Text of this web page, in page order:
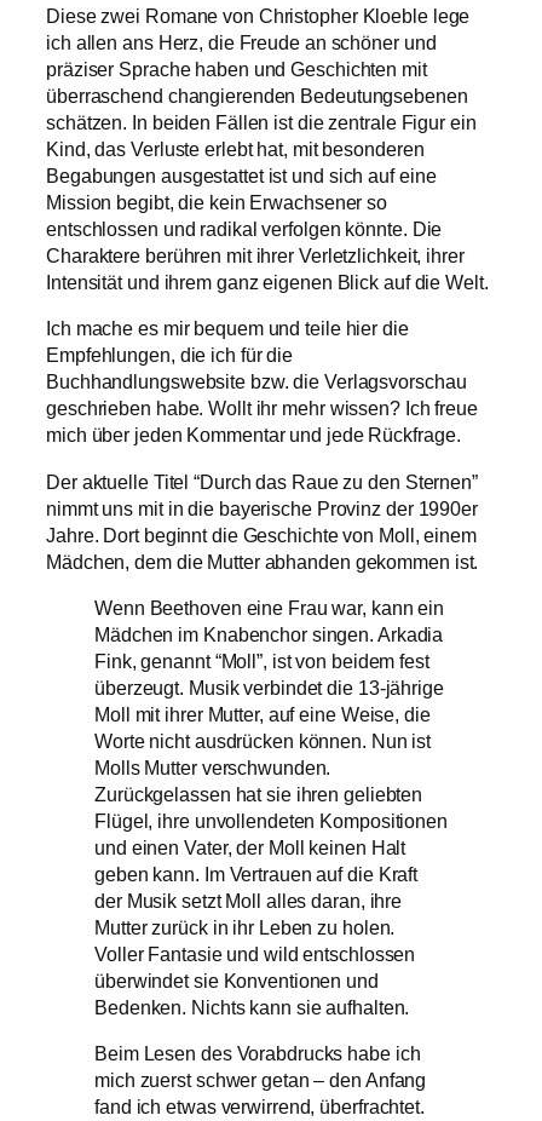
Diese zwei Romane von Christopher Kloeble lege
ich allen ans Herz, die Freude an schöner und
präziser Sprache haben und Geschichten mit
überraschend changierenden Bedeutungsebenen
schätzen. In beiden Fällen ist die zentrale Figur ein
Kind, das Verluste erlebt hat, mit besonderen
Begabungen ausgestattet ist und sich auf eine
Mission begibt, die kein Erwachsener so
entschlossen und radikal verfolgen könnte. Die
Charaktere berühren mit ihrer Verletzlichkeit, ihrer
Intensität und ihrem ganz eigenen Blick auf die Welt.
Ich mache es mir bequem und teile hier die
Empfehlungen, die ich für die
Buchhandlungswebsite bzw. die Verlagsvorschau
geschrieben habe. Wollt ihr mehr wissen? Ich freue
mich über jeden Kommentar und jede Rückfrage.
Der aktuelle Titel “Durch das Raue zu den Sternen”
nimmt uns mit in die bayerische Provinz der 1990er
Jahre. Dort beginnt die Geschichte von Moll, einem
Mädchen, dem die Mutter abhanden gekommen ist.
Wenn Beethoven eine Frau war, kann ein
Mädchen im Knabenchor singen. Arkadia
Fink, genannt “Moll”, ist von beidem fest
überzeugt. Musik verbindet die 13-jährige
Moll mit ihrer Mutter, auf eine Weise, die
Worte nicht ausdrücken können. Nun ist
Molls Mutter verschwunden.
Zurückgelassen hat sie ihren geliebten
Flügel, ihre unvollendeten Kompositionen
und einen Vater, der Moll keinen Halt
geben kann. Im Vertrauen auf die Kraft
der Musik setzt Moll alles daran, ihre
Mutter zurück in ihr Leben zu holen.
Voller Fantasie und wild entschlossen
überwindet sie Konventionen und
Bedenken. Nichts kann sie aufhalten.
Beim Lesen des Vorabdrucks habe ich
mich zuerst schwer getan – den Anfang
fand ich etwas verwirrend, überfrachtet.